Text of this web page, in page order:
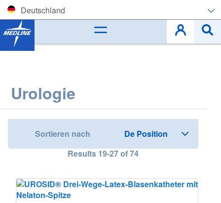
Deutschland
Corporate (EN)
Deutschland
España
Ireland
Urologie
Sortieren nach
Results 19-27of74